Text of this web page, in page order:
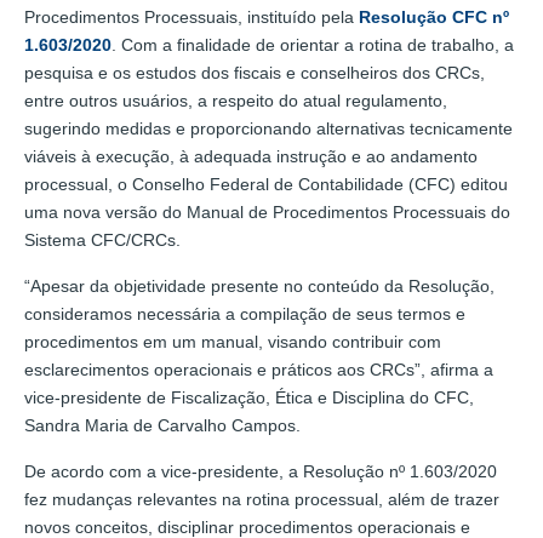
Procedimentos Processuais, instituído pela Resolução CFC nº
1.603/2020 . Com a finalidade de orientar a rotina de trabalho, a
pesquisa e os estudos dos fiscais e conselheiros dos CRCs,
entre outros usuários, a respeito do atual regulamento,
sugerindo medidas e proporcionando alternativas tecnicamente
viáveis à execução, à adequada instrução e ao andamento
processual, o Conselho Federal de Contabilidade (CFC) editou
uma nova versão do Manual de Procedimentos Processuais do
Sistema CFC/CRCs.
“Apesar da objetividade presente no conteúdo da Resolução,
consideramos necessária a compilação de seus termos e
procedimentos em um manual, visando contribuir com
esclarecimentos operacionais e práticos aos CRCs”, afirma a
vice-presidente de Fiscalização, Ética e Disciplina do CFC,
Sandra Maria de Carvalho Campos.
De acordo com a vice-presidente, a Resolução nº 1.603/2020
fez mudanças relevantes na rotina processual, além de trazer
novos conceitos, disciplinar procedimentos operacionais e